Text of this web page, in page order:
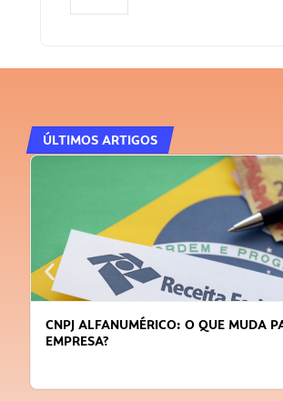
ÚLTIMOS ARTIGOS
DICAS PARA OBTER CRÉDITO